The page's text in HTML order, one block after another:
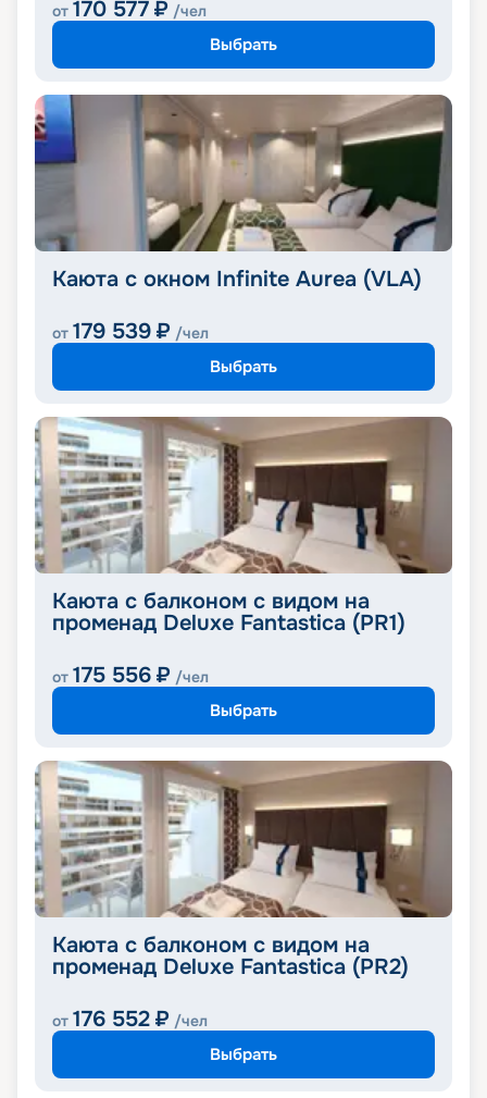
от 170 577 ₽ /чел
Выбрать
Каюта с окном Infinite Aurea (VLA)
от 179 539 ₽ /чел
Выбрать
Каюта с балконом с видом на
променад Deluxe Fantastica (PR1)
от 175 556 ₽ /чел
Выбрать
Каюта с балконом с видом на
променад Deluxe Fantastica (PR2)
от 176 552 ₽ /чел
Выбрать